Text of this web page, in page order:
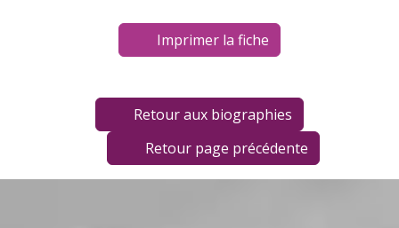
Imprimer la fiche
Retour aux biographies
Retour page précédente